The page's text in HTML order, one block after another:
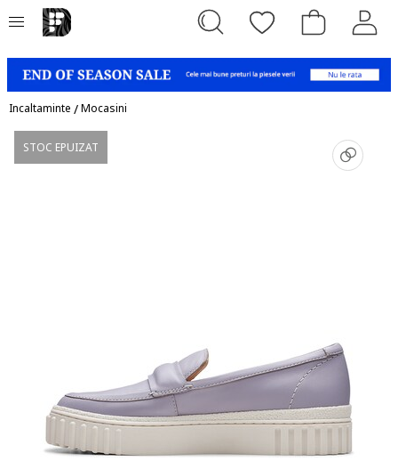
Incaltaminte /Mocasini
STOC EPUIZAT